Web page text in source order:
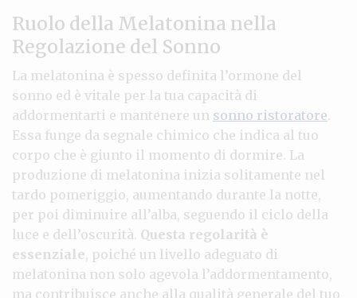
Ruolo della Melatonina nella
Regolazione del Sonno
La melatonina è spesso definita l’ormone del
sonno ed è vitale per la tua capacità di
addormentarti e mantenere un sonno ristoratore.
Essa funge da segnale chimico che indica al tuo
corpo che è giunto il momento di dormire. La
produzione di melatonina inizia solitamente nel
tardo pomeriggio, aumentando durante la notte,
per poi diminuire all’alba, seguendo il ciclo della
luce e dell’oscurità. Questa regolarità è
essenziale, poiché un livello adeguato di
melatonina non solo agevola l’addormentamento,
ma contribuisce anche alla qualità generale del tuo